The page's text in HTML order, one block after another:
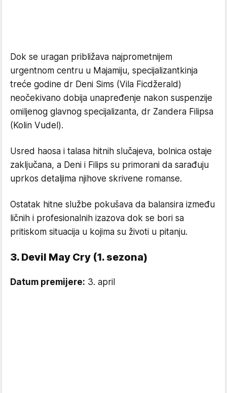
Dok se uragan približava najprometnijem
urgentnom centru u Majamiju, specijalizantkinja
treće godine dr Deni Sims (Vila Ficdžerald)
neočekivano dobija unapređenje nakon suspenzije
omiljenog glavnog specijalizanta, dr Zandera Filipsa
(Kolin Vudel).
Usred haosa i talasa hitnih slučajeva, bolnica ostaje
zaključana, a Deni i Filips su primorani da sarađuju
uprkos detaljima njihove skrivene romanse.
Ostatak hitne službe pokušava da balansira između
ličnih i profesionalnih izazova dok se bori sa
pritiskom situacija u kojima su životi u pitanju.
3. Devil May Cry (1. sezona)
Datum premijere: 3. april